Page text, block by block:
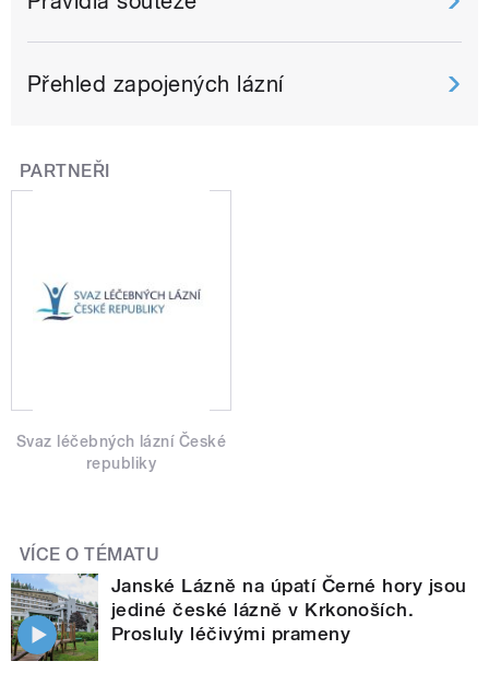
Přehled zapojených lázní
PARTNEŘI
Svaz léčebných lázní České
republiky
VÍCE O TÉMATU
Janské Lázně na úpatí Černé hory jsou
jediné české lázně v Krkonoších.
Prosluly léčivými prameny